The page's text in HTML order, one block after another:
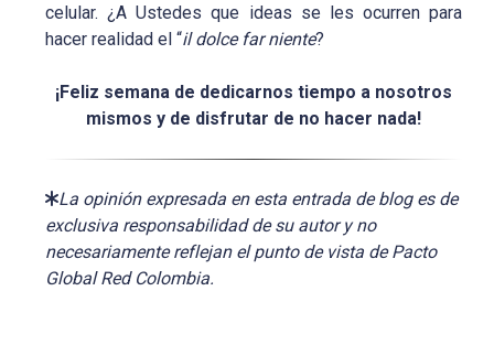
celular. ¿A Ustedes que ideas se les ocurren para
hacer realidad el “il dolce far niente?
¡Feliz semana de dedicarnos tiempo a nosotros
mismos y de disfrutar de no hacer nada!
La opinión expresada en esta entrada de blog es de
exclusiva responsabilidad de su autor y no
necesariamente reflejan el punto de vista de Pacto
Global Red Colombia.